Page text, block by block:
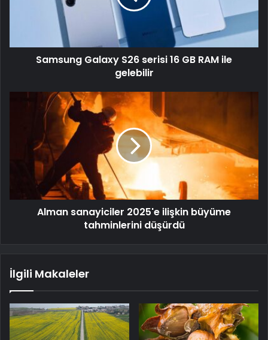
Samsung Galaxy S26 serisi 16 GB RAM ile
gelebilir
Alman sanayiciler 2025'e ilişkin büyüme
tahminlerini düşürdü
İlgili Makaleler